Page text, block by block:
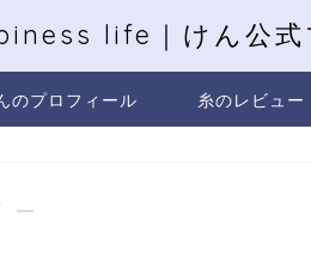
life｜けん公式
のプロフィール 糸のレビュー
―